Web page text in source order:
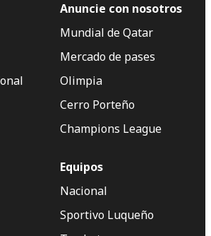
Anuncie con nosotros
Mundial de Qatar
Mercado de pases
Olimpia
Cerro Porteño
Champions League
Equipos
Nacional
Sportivo Luqueño